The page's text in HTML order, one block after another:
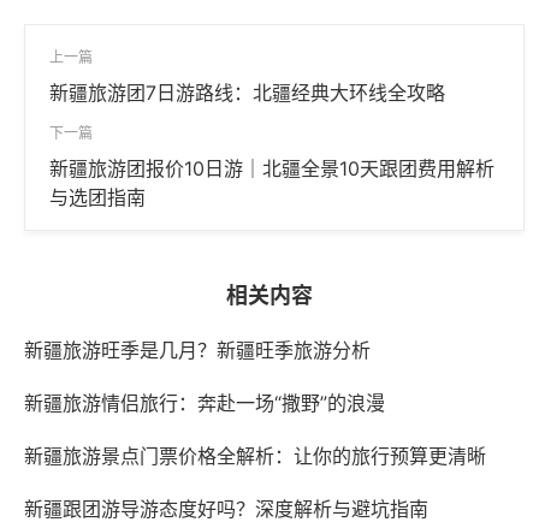
上一篇
新疆旅游团7日游路线：北疆经典大环线全攻略
下一篇
新疆旅游团报价10日游｜北疆全景10天跟团费用解析
与选团指南
相关内容
新疆旅游旺季是几月？新疆旺季旅游分析
新疆旅游情侣旅行：奔赴一场“撒野”的浪漫
新疆旅游景点门票价格全解析：让你的旅行预算更清晰
新疆跟团游导游态度好吗？深度解析与避坑指南